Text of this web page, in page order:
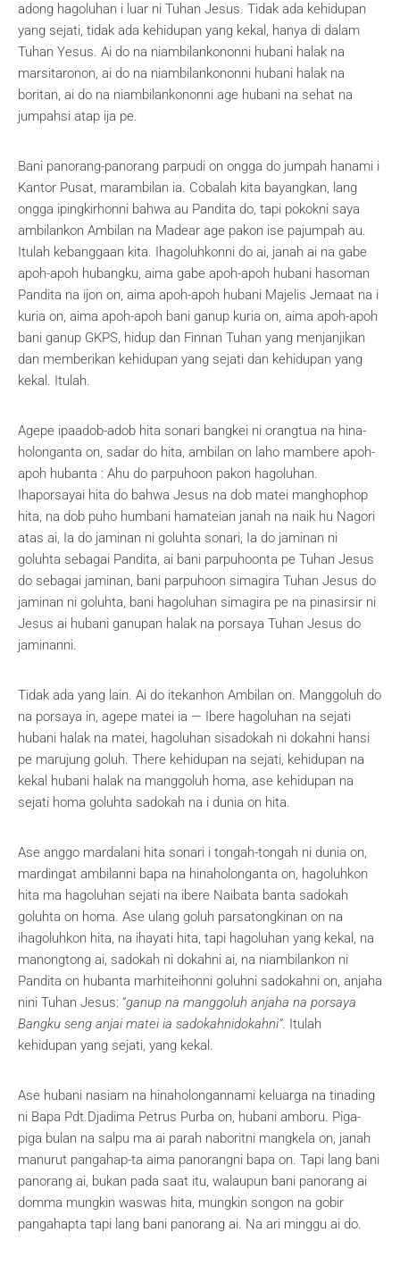
adong hagoluhan i luar ni Tuhan Jesus. Tidak ada kehidupan
yang sejati, tidak ada kehidupan yang kekal, hanya di dalam
Tuhan Yesus. Ai do na niambilankononni hubani halak na
marsitaronon, ai do na niambilankononni hubani halak na
boritan, ai do na niambilankononni age hubani na sehat na
jumpahsi atap ija pe.
Bani panorang-panorang parpudi on ongga do jumpah hanami i
Kantor Pusat, marambilan ia. Cobalah kita bayangkan, lang
ongga ipingkirhonni bahwa au Pandita do, tapi pokokni saya
ambilankon Ambilan na Madear age pakon ise pajumpah au.
Itulah kebanggaan kita. Ihagoluhkonni do ai, janah ai na gabe
apoh-apoh hubangku, aima gabe apoh-apoh hubani hasoman
Pandita na ijon on, aima apoh-apoh hubani Majelis Jemaat na i
kuria on, aima apoh-apoh bani ganup kuria on, aima apoh-apoh
bani ganup GKPS, hidup dan Finnan Tuhan yang menjanjikan
dan memberikan kehidupan yang sejati dan kehidupan yang
kekal. Itulah.
Agepe ipaadob-adob hita sonari bangkei ni orangtua na hina-
holonganta on, sadar do hita, ambilan on laho mambere apoh-
apoh hubanta : Ahu do parpuhoon pakon hagoluhan.
Ihaporsayai hita do bahwa Jesus na dob matei manghophop
hita, na dob puho humbani hamateian janah na naik hu Nagori
atas ai, Ia do jaminan ni goluhta sonari, Ia do jaminan ni
goluhta sebagai Pandita, ai bani parpuhoonta pe Tuhan Jesus
do sebagai jaminan, bani parpuhoon simagira Tuhan Jesus do
jaminan ni goluhta, bani hagoluhan simagira pe na pinasirsir ni
Jesus ai hubani ganupan halak na porsaya Tuhan Jesus do
jaminanni.
Tidak ada yang lain. Ai do itekanhon Ambilan on. Manggoluh do
na porsaya in, agepe matei ia — Ibere hagoluhan na sejati
hubani halak na matei, hagoluhan sisadokah ni dokahni hansi
pe marujung goluh. There kehidupan na sejati, kehidupan na
kekal hubani halak na manggoluh homa, ase kehidupan na
sejati homa goluhta sadokah na i dunia on hita.
Ase anggo mardalani hita sonari i tongah-tongah ni dunia on,
mardingat ambilanni bapa na hinaholonganta on, hagoluhkon
hita ma hagoluhan sejati na ibere Naibata banta sadokah
goluhta on homa. Ase ulang goluh parsatongkinan on na
ihagoluhkon hita, na ihayati hita, tapi hagoluhan yang kekal, na
manongtong ai, sadokah ni dokahni ai, na niambilankon ni
Pandita on hubanta marhiteihonni goluhni sadokahni on, anjaha
nini Tuhan Jesus: “ganup na manggoluh anjaha na porsaya
Bangku seng anjai matei ia sadokahnidokahni”. Itulah
kehidupan yang sejati, yang kekal.
Ase hubani nasiam na hinaholongannami keluarga na tinading
ni Bapa Pdt.Djadima Petrus Purba on, hubani amboru. Piga-
piga bulan na salpu ma ai parah naboritni mangkela on, janah
manurut pangahap-ta aima panorangni bapa on. Tapi lang bani
panorang ai, bukan pada saat itu, walaupun bani panorang ai
domma mungkin waswas hita, mungkin songon na gobir
pangahapta tapi lang bani panorang ai. Na ari minggu ai do.